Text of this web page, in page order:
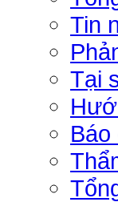
Tin
Tại